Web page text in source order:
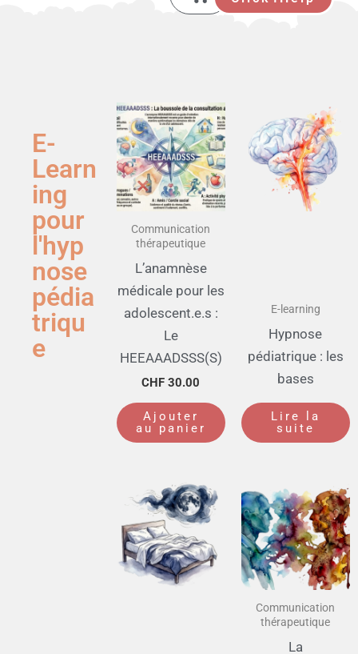
E-
Learn
ing
pour
l'hyp
nose
pédia
triqu
e
Communication
thérapeutique
L’anamnèse
médicale pour les
adolescent.e.s :
Le
HEEAAADSSS(S)
CHF 30.00
Ajouter
au panier
E-learning
Hypnose
pédiatrique : les
bases
Lire la
suite
Communication
thérapeutique
La